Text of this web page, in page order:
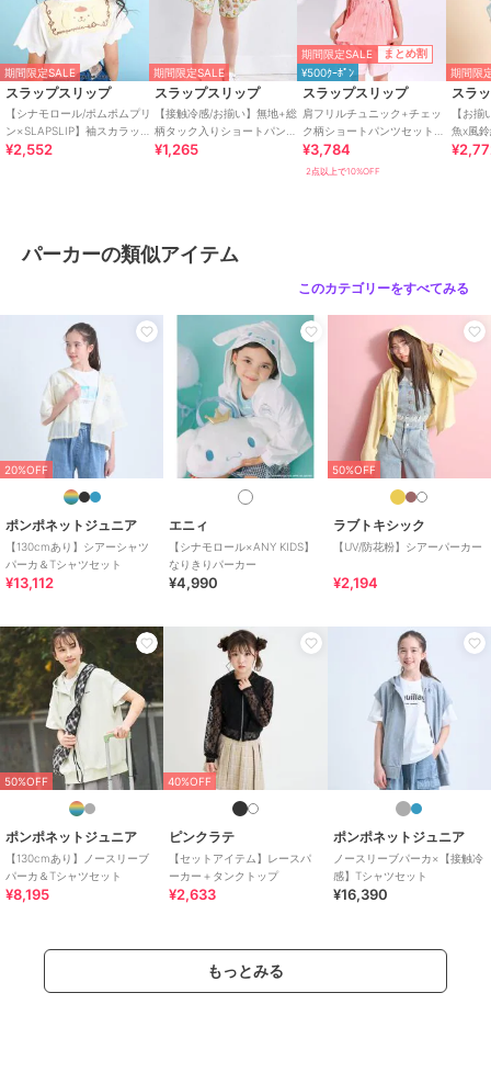
1819-81503：ソックス
1814-81632：キーホルダー
※本製品は裏毛素材を使用しています。裏起毛素材ではございません
ので、ご注意ください。
26春夏アイテム
やさしい気持ちになれるハート柄や愛らしい動物たちのモチーフに、
あたたかなカラーを散りばめて。
大切な人と想いを共有できる、やさしく幸せなコレクション。
【2026 SPRING SUMMER / Wishing you joy-喜びが訪れますよう
に-】
すてきな一日を願う気持ちをお洋服に込めて。
誰かを想
うやさしさと、あたたかなぬくもりを感じながら、毎日が小さな幸せ
で満たされますように。
優しくてあたたかなイメージのコレクション。
【SLAP SLIP(スラップ スリップ)】
～子どもの欲しいをカタチに～
ヨーロッパのこどものように
子どもらしい今しか着れないナチュラルなかわいさを提案
いつものコーディネートをさりげなく格上げ
期間限定セール開催中
ブランド スラップスリップ
ショップ ベベオンラインストア
商品カテゴリ ／パーカー
性別タイプ
ガールズ
トップス ／ パーカー
カラー オフホワイト、イエロー
オフホワイト/イエロー：(本体)綿
100% (リブ)綿95% ポリウレタン
期間限定SALE
スラップスリップ
【シナモロール/ポムポムプリ
ン×SLAPSLIP】袖スカラップ
耳付きセーラー襟風Tシャツ
¥2,552
期間限定SALE
スラップスリップ
【接触冷感/お揃い】無地+総
柄タック入りショートパンツ
(90~130cm)
¥1,265
期間限定SALE まとめ割
¥500ｸｰﾎﾟﾝ
スラップスリップ
肩フリルチュニック+チェッ
ク柄ショートパンツセットア
ップ(90~130cm)
¥3,784
2点以上で10%OFF
期間限
スラ
【お
魚x風
+帯セ
パーカーの類似アイテム
このカテゴリーをすべてみる
20%OFF
ポンポネットジュニア
【130cmあり】シアーシャツ
パーカ＆Tシャツセット
¥13,112
エニィ
【シナモロール×ANY KIDS】
なりきりパーカー
¥4,990
50%OFF
ラブトキシック
【UV/防花粉】シアーパーカー
¥2,194
50%OFF
ポンポネットジュニア
【130cmあり】ノースリーブ
パーカ＆Tシャツセット
¥8,195
40%OFF
ピンクラテ
【セットアイテム】レースパ
ーカー＋タンクトップ
¥2,633
ポンポネットジュニア
ノースリーブパーカ×【接触冷
感】Tシャツセット
¥16,390
もっとみる